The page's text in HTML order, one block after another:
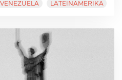
VENEZUELA
LATEINAMERIKA